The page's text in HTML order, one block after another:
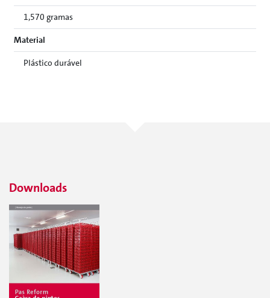
1,570 gramas
Material
Plástico durável
Downloads